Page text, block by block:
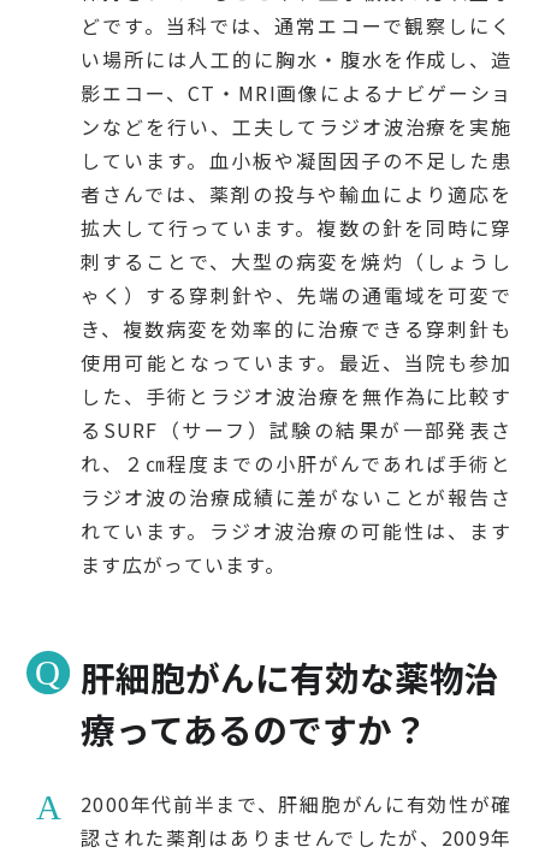
どです。当科では、通常エコーで観察しにく
い場所には人工的に胸水・腹水を作成し、造
影エコー、CT・MRI画像によるナビゲーショ
ンなどを行い、工夫してラジオ波治療を実施
しています。血小板や凝固因子の不足した患
者さんでは、薬剤の投与や輸血により適応を
拡大して行っています。複数の針を同時に穿
刺することで、大型の病変を焼灼（しょうし
ゃく）する穿刺針や、先端の通電域を可変で
き、複数病変を効率的に治療できる穿刺針も
使用可能となっています。最近、当院も参加
した、手術とラジオ波治療を無作為に比較す
るSURF（サーフ）試験の結果が一部発表さ
れ、２㎝程度までの小肝がんであれば手術と
ラジオ波の治療成績に差がないことが報告さ
れています。ラジオ波治療の可能性は、ます
ます広がっています。
肝細胞がんに有効な薬物治
療ってあるのですか？
2000年代前半まで、肝細胞がんに有効性が確
認された薬剤はありませんでしたが、2009年